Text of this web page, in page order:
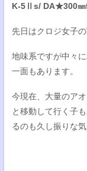
K-5Ⅱs/ DA★300㎜
先日はクロジ女子
地味系ですが中々
一面もあります。
今現在、大量のア
と移動して行く子
るのも久し振りな気